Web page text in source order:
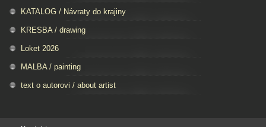
KATALOG / Návraty do krajiny
KRESBA / drawing
Loket 2026
MALBA / painting
text o autorovi / about artist